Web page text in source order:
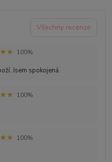
Všechny recenze
100%
Jsem spokojená.
100%
100%